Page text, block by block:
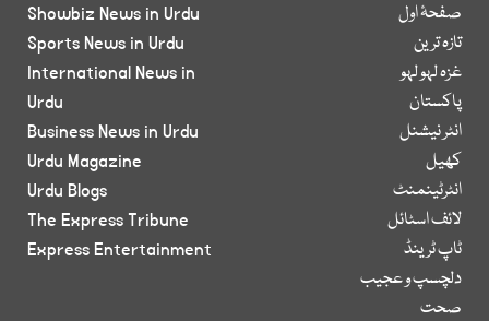
صفحۂ اول
تازہ ترین
غزہ لہو لہو
پاکستان
انٹر نیشنل
کھیل
انٹرٹینمنٹ
لائف اسٹائل
ٹاپ ٹرینڈ
دلچسپ و عجیب
صحت
Showbiz News in Urdu
Sports News in Urdu
International News in
Urdu
Business News in Urdu
Urdu Magazine
Urdu Blogs
The Express Tribune
Express Entertainment